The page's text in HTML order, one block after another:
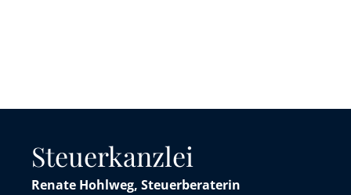
Steuerkanzlei
Renate Hohlweg, Steuerberaterin